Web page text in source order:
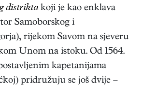
distriktakoji je kao enklava
Samoborskog i
rijekom Savom na sjeveru
Unom na istoku. Od 1564.
kapetanijama
pridružuju se još dvije –